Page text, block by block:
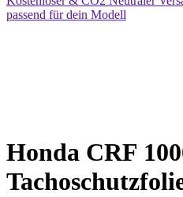
passend für dein Modell
Honda CRF